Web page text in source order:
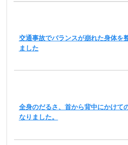
交通事故でバランスが崩れた身体を
ました
全身のだるさ、首から背中にかけて
なりました。